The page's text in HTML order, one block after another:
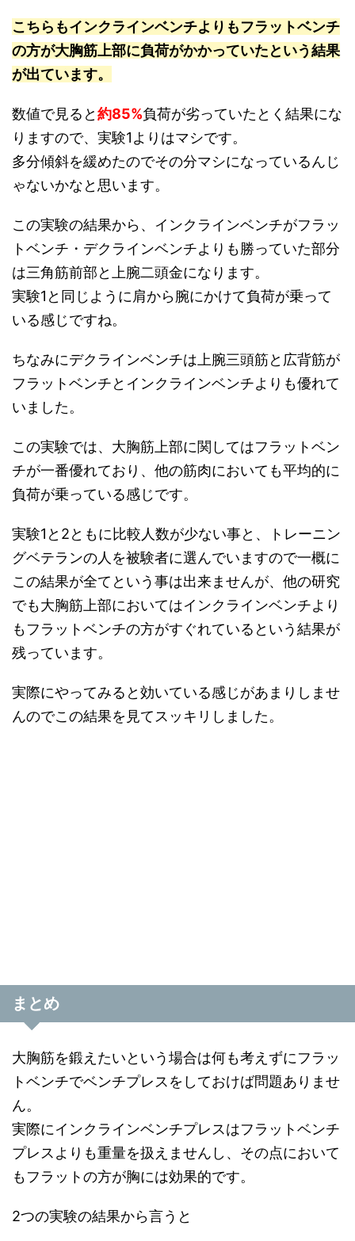
こちらもインクラインベンチよりもフラットベンチ
の方が大胸筋上部に負荷がかかっていたという結果
が出ています。
数値で見ると約85%負荷が劣っていたとく結果にな
りますので、実験1よりはマシです。
多分傾斜を緩めたのでその分マシになっているんじ
ゃないかなと思います。
この実験の結果から、インクラインベンチがフラッ
トベンチ・デクラインベンチよりも勝っていた部分
は三角筋前部と上腕二頭金になります。
実験1と同じように肩から腕にかけて負荷が乗って
いる感じですね。
ちなみにデクラインベンチは上腕三頭筋と広背筋が
フラットベンチとインクラインベンチよりも優れて
いました。
この実験では、大胸筋上部に関してはフラットベン
チが一番優れており、他の筋肉においても平均的に
負荷が乗っている感じです。
実験1と2ともに比較人数が少ない事と、トレーニン
グベテランの人を被験者に選んでいますので一概に
この結果が全てという事は出来ませんが、他の研究
でも大胸筋上部においてはインクラインベンチより
もフラットベンチの方がすぐれているという結果が
残っています。
実際にやってみると効いている感じがあまりしませ
んのでこの結果を見てスッキリしました。
まとめ
大胸筋を鍛えたいという場合は何も考えずにフラッ
トベンチでベンチプレスをしておけば問題ありませ
ん。
実際にインクラインベンチプレスはフラットベンチ
プレスよりも重量を扱えませんし、その点において
もフラットの方が胸には効果的です。
2つの実験の結果から言うと